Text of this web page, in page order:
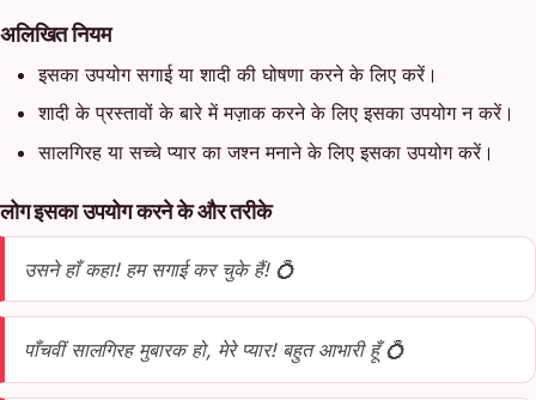
अलिखित नियम
इसका उपयोग सगाई या शादी की घोषणा करने के लिए करें।
शादी के प्रस्तावों के बारे में मज़ाक करने के लिए इसका उपयोग न करें।
सालगिरह या सच्चे प्यार का जश्न मनाने के लिए इसका उपयोग करें।
लोग इसका उपयोग करने के और तरीके
उसने हाँ कहा! हम सगाई कर चुके हैं! 💍
पाँचवीं सालगिरह मुबारक हो, मेरे प्यार! बहुत आभारी हूँ 💍